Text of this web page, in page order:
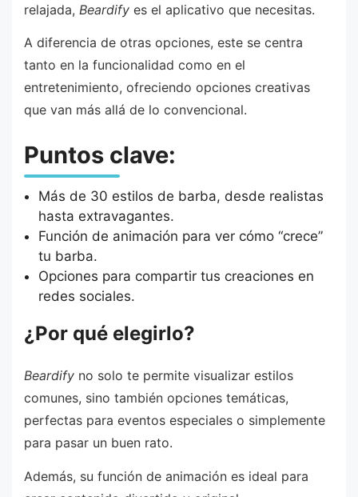
relajada, Beardify es el aplicativo que necesitas.
A diferencia de otras opciones, este se centra
tanto en la funcionalidad como en el
entretenimiento, ofreciendo opciones creativas
que van más allá de lo convencional.
Puntos clave:
Más de 30 estilos de barba, desde realistas
hasta extravagantes.
Función de animación para ver cómo “crece”
tu barba.
Opciones para compartir tus creaciones en
redes sociales.
¿Por qué elegirlo?
Beardify no solo te permite visualizar estilos
comunes, sino también opciones temáticas,
perfectas para eventos especiales o simplemente
para pasar un buen rato.
Además, su función de animación es ideal para